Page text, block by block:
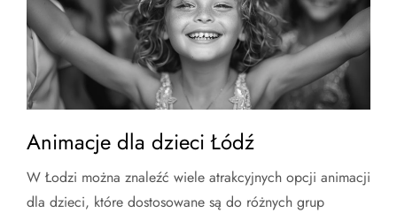
Animacje dla dzieci Łódź
W Łodzi można znaleźć wiele atrakcyjnych opcji animacji
dla dzieci, które dostosowane są do różnych grup